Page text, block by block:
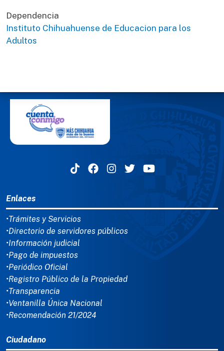
Dependencia
Instituto Chihuahuense de Educacion para los
Adultos
Enlaces
•Trámites y Servicios
•Directorio de servidores públicos
•Información judicial
•Pago de impuestos
•Periódico Oficial
•Registro Público de la Propiedad
•Transparencia
•Ventanilla Única Nacional
•Recomendación 21/2024
Ciudadano